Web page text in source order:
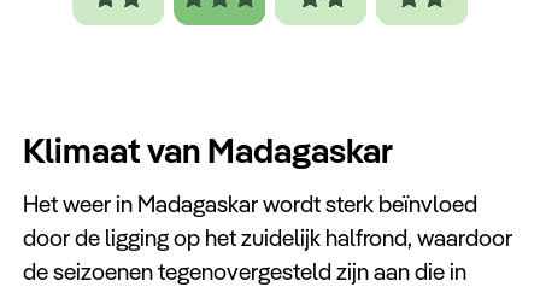
Klimaat van Madagaskar
Het weer in Madagaskar wordt sterk beïnvloed
door de ligging op het zuidelijk halfrond, waardoor
de seizoenen tegenovergesteld zijn aan die in